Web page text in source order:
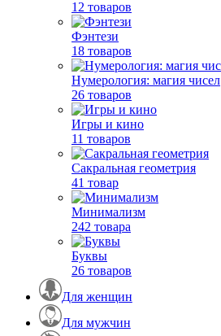
12 товаров
Фэнтези
18 товаров
Нумерология: магия чисел
26 товаров
Игры и кино
11 товаров
Сакральная геометрия
41 товар
Минимализм
242 товара
Буквы
26 товаров
Для женщин
Для мужчин